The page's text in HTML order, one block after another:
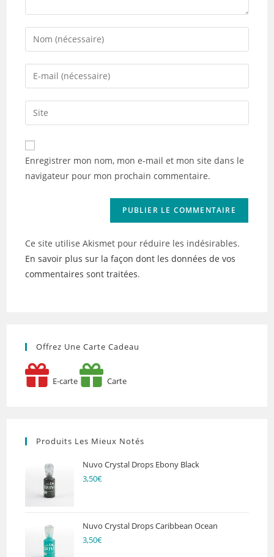
Enter
your
name
comment
Enter
your
email
address
comment
Saisir
l’URL
de
votre
(facultatif)
Enregistrer mon nom, mon e-mail et mon site dans le
navigateur pour mon prochain commentaire.
Ce site utilise Akismet pour réduire les indésirables.
En savoir plus sur la façon dont les données de vos
commentaires sont traitées.
Offrez Une Carte Cadeau
E-carte Carte
Produits Les Mieux Notés
Nuvo Crystal Drops Ebony Black
3,50€
Nuvo Crystal Drops Caribbean Ocean
3,50€